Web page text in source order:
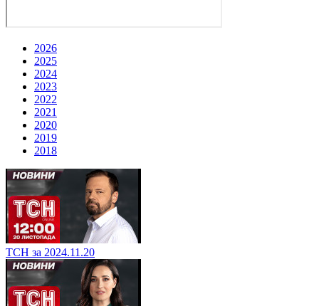
2026
2025
2024
2023
2022
2021
2020
2019
2018
ТСН за 2024.11.20